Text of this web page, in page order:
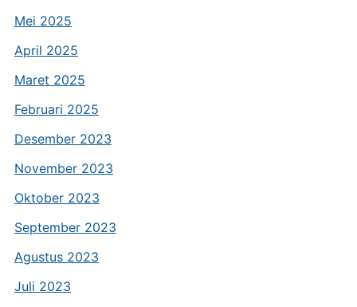
Mei 2025
April 2025
Maret 2025
Februari 2025
Desember 2023
November 2023
Oktober 2023
September 2023
Agustus 2023
Juli 2023